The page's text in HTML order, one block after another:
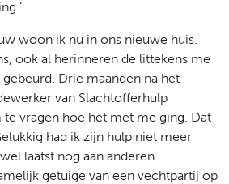
woon ik nu in ons nieuwe huis.
ook al herinneren de littekens me
Drie maanden na het
van Slachtofferhulp
vragen hoe het met me ging. Dat
had ik zijn hulp niet meer
laatst nog aan anderen
getuige van een vechtpartij op